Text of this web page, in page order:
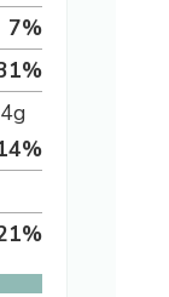
7%
%
g
%
%